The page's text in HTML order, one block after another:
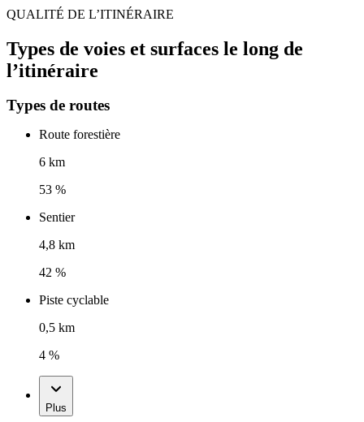
QUALITÉ DE L’ITINÉRAIRE
Types de voies et surfaces le long de
l’itinéraire
Types de routes
Route forestière
6 km
53 %
Sentier
4,8 km
42 %
Piste cyclable
0,5 km
4 %
Plus